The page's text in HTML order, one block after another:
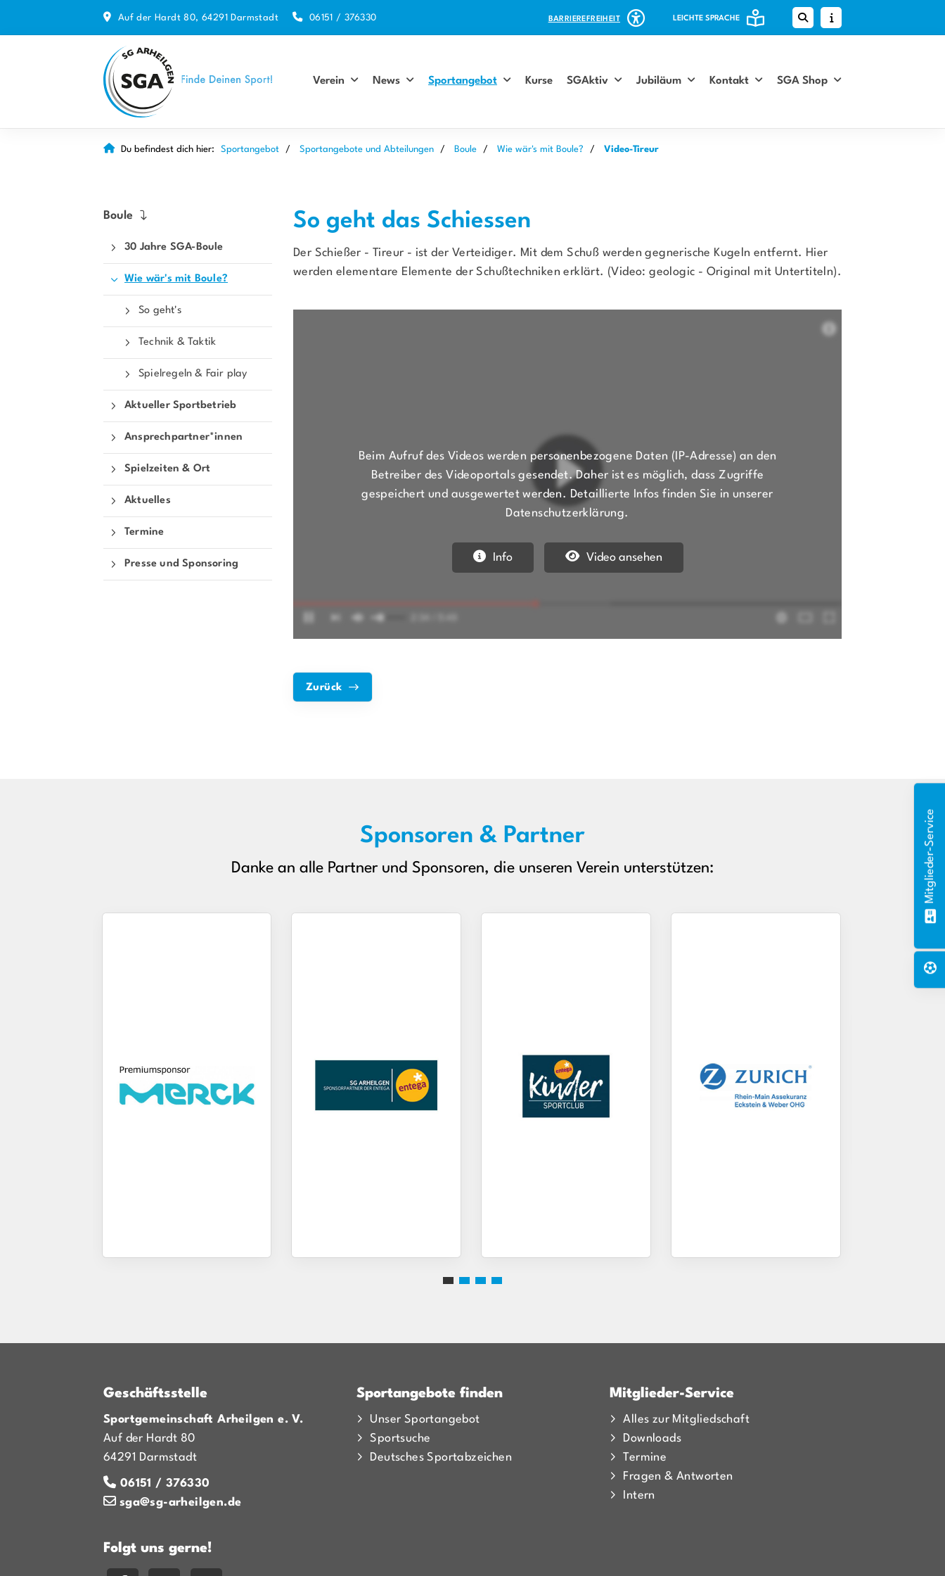
Auf der Hardt 80, 64291 Darmstadt 06151 / 376330 BARRIEREFREIHEIT LEICHTE SPRACHE
Verein News Sportangebot Kurse SGAktiv Jubiläum Kontakt SGA Shop
Du befindest dich hier: Sportangebot Sportangebote und Abteilungen Boule Wie wär's mit Boule? Video-Tireur
So geht das Schiessen
Der Schießer - Tireur - ist der Verteidiger. Mit dem Schuß werden gegnerische Kugeln entfernt. Hier
werden elementare Elemente der Schußtechniken erklärt. (Video: geologic - Original mit Untertiteln).
Beim Aufruf des Videos werden personenbezogene Daten (IP-Adresse) an den
Betreiber des Videoportals gesendet. Daher ist es möglich, dass Zugriffe
gespeichert und ausgewertet werden. Detaillierte Infos finden Sie in unserer
Datenschutzerklärung.
Info Video ansehen
Zurück
Boule
30 Jahre SGA-Boule
Wie wär's mit Boule?
So geht's
Technik & Taktik
Spielregeln & Fair play
Aktueller Sportbetrieb
Ansprechpartner*innen
Spielzeiten & Ort
Aktuelles
Termine
Presse und Sponsoring
Sponsoren & Partner
Danke an alle Partner und Sponsoren, die unseren Verein unterstützen:
Geschäftsstelle
Sportgemeinschaft Arheilgen e. V.
Auf der Hardt 80
64291 Darmstadt
06151 / 376330
sga@sg-arheilgen.de
Sportangebote finden
Unser Sportangebot
Sportsuche
Deutsches Sportabzeichen
Mitglieder-Service
Alles zur Mitgliedschaft
Downloads
Termine
Fragen & Antworten
Intern
Folgt uns gerne!
Mitglieder-Service
Quicklinks
Sportangebote finden
Unser Sportangebot
Sportsuche
Ausfälle und Vertretungen
Deutsches Sportabzeichen
Alles zur Mitgliedschaft
Downloads
SG Arheilgen e. V.
Auf der Hardt 80
sga@sg-arheilgen.de